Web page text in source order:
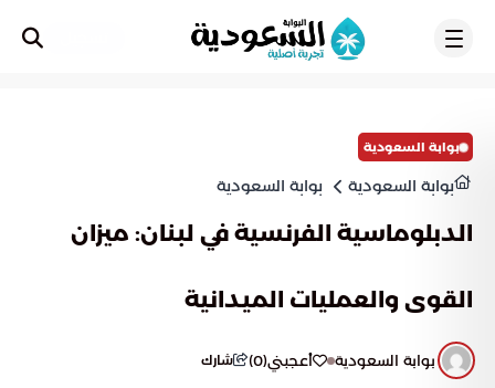
بوابة السعودية
بوابة السعودية بوابة السعودية
الدبلوماسية الفرنسية في لبنان: ميزان
القوى والعمليات الميدانية
بوابة السعودية أعجبني(
0
) شارك